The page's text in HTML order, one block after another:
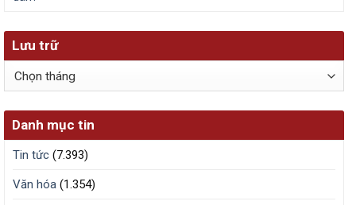
Lưu trữ
Lưu
Danh mục tin
Tin tức (7.393)
Văn hóa (1.354)